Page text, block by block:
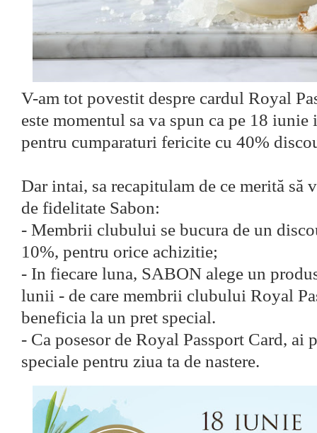
V-am tot povestit despre cardul Royal
este momentul sa va spun ca pe 18
pentru cumparaturi fericite cu 40%
Dar intai, sa recapitulam de ce merită să
de fidelitate Sabon:
- Membrii clubului se bucura de un
10%, pentru orice achizitie;
- In fiecare luna, SABON alege un
lunii - de care membrii clubului Royal
beneficia la un pret special.
- Ca posesor de Royal Passport Card, ai
speciale pentru ziua ta de nastere.